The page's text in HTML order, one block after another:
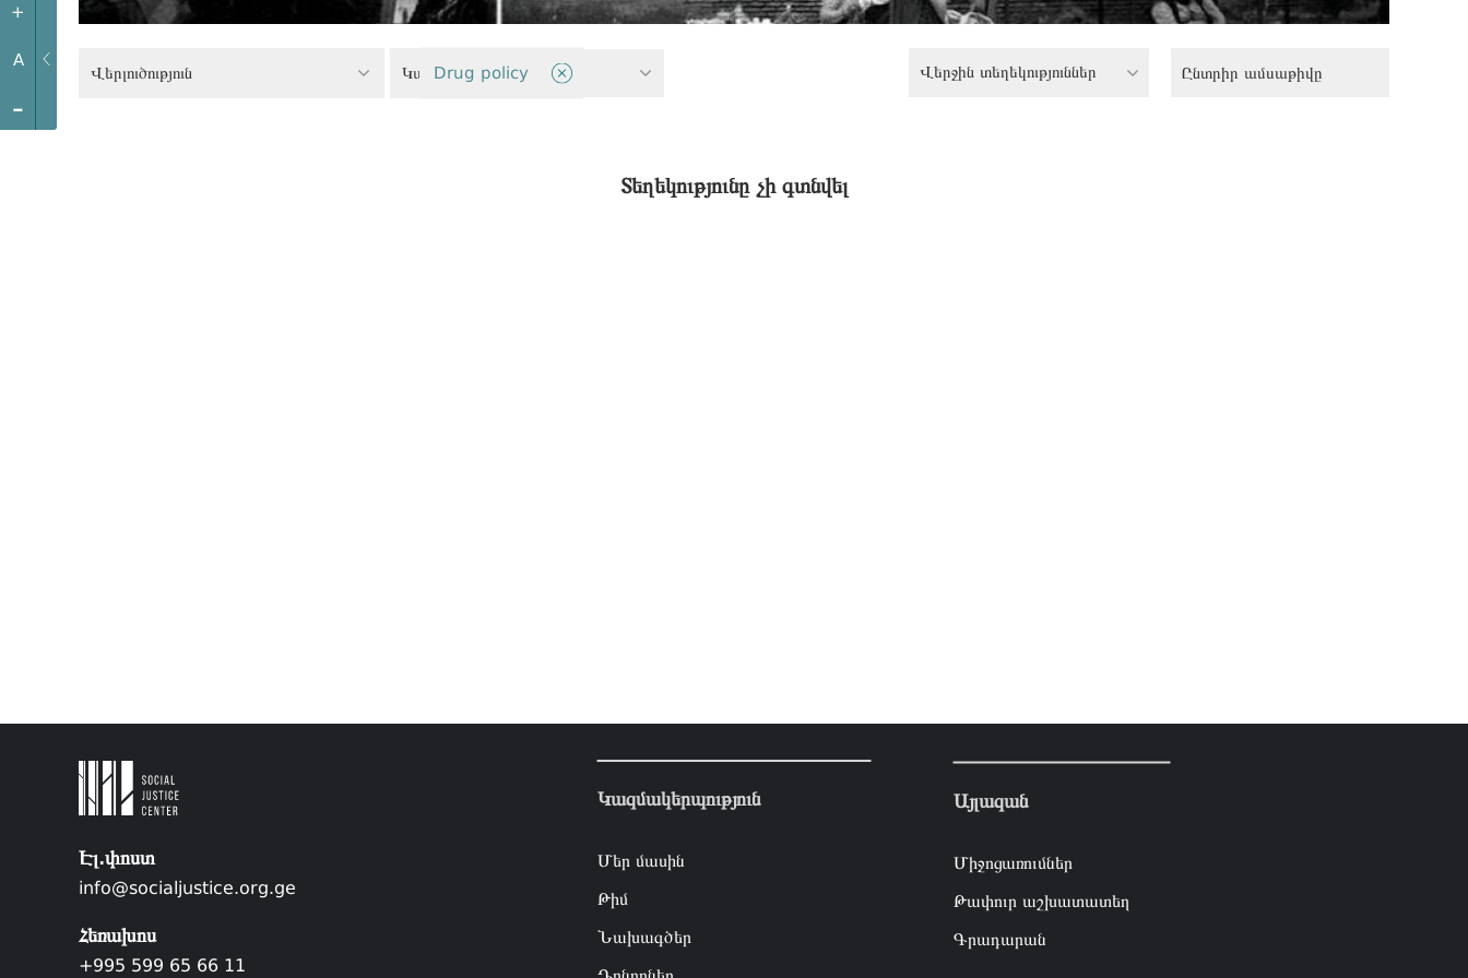
+
A
-
Վերլուծություն Կանանց իրավունքներ
Drug policy Վերջին տեղեկություններ
Տեղեկությունը չի գտնվել
Էլ.փոստ
info@socialjustice.org.ge
Հեռախոս
+995 599 65 66 11
Կազմակերպություն
Մեր մասին
Թիմ
Նախագծեր
Այլազան
Միջոցառումներ
Թափուր աշխատատեղ
Գրադարան